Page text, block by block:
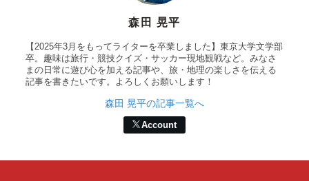
森田 晃平
【2025年3月をもってライターを卒業しました】東京大学文学部
卒。趣味は旅行・競技クイズ・サッカー現地観戦など。みなさ
まの日常に遊び心を加える記事や、旅・地理の楽しさを伝える
記事を書きたいです。よろしくお願いします！
森田 晃平の記事一覧へ
Account